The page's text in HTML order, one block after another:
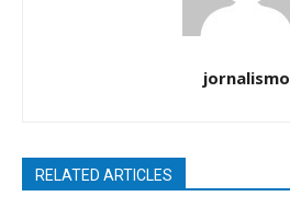
jornalismo
RELATED ARTICLES